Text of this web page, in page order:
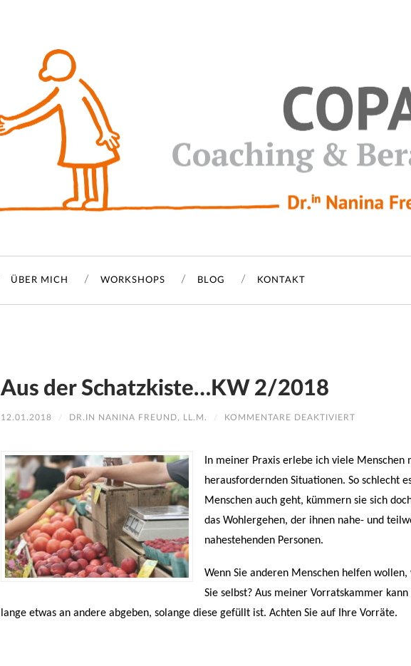
ÜBER MICH WORKSHOPS BLOG KONTAKT
Aus der Schatzkiste…KW 2/2018
12.01.2018 / DR.IN NANINA FREUND, LL.M. / KOMMENTARE DEAKTIVIERT
KW
2/2018
In meiner Praxis erlebe ich viele Menschen
herausfordernden Situationen. So schlecht
Menschen auch geht, kümmern sie sich
das Wohlergehen, der ihnen nahe- und
nahestehenden Personen.
Wenn Sie anderen Menschen helfen wollen,
Sie selbst? Aus meiner Vorratskammer
lange etwas an andere abgeben, solange diese gefüllt ist. Achten Sie auf Ihre Vorräte.